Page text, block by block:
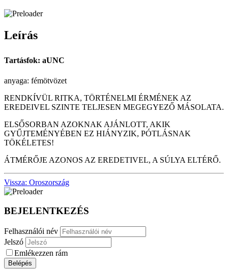
Leírás
Tartásfok: aUNC
anyaga: fémötvözet
RENDKÍVÜL RITKA, TÖRTÉNELMI ÉRMÉNEK AZ
EREDEIVEL SZINTE TELJESEN MEGEGYEZŐ MÁSOLATA.
ELSŐSORBAN AZOKNAK AJÁNLOTT, AKIK
GYŰJTEMÉNYÉBEN EZ HIÁNYZIK, PÓTLÁSNAK
TÖKÉLETES!
ÁTMÉRŐJE AZONOS AZ EREDETIVEL, A SÚLYA ELTÉRŐ.
Vissza: Oroszország
BEJELENTKEZÉS
Felhasználói név
Jelszó
Emlékezzen rám
Belépés